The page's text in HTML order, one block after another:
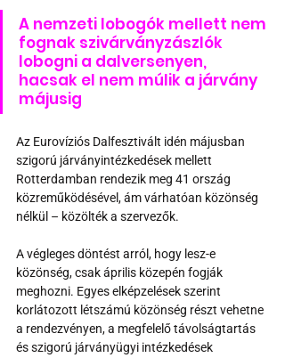
A nemzeti lobogók mellett nem
fognak szivárványzászlók
lobogni a dalversenyen,
hacsak el nem múlik a járvány
májusig
Az Eurovíziós Dalfesztivált idén májusban
szigorú járványintézkedések mellett
Rotterdamban rendezik meg 41 ország
közreműködésével, ám várhatóan közönség
nélkül – közölték a szervezők.
A végleges döntést arról, hogy lesz-e
közönség, csak április közepén fogják
meghozni. Egyes elképzelések szerint
korlátozott létszámú közönség részt vehetne
a rendezvényen, a megfelelő távolságtartás
és szigorú járványügyi intézkedések